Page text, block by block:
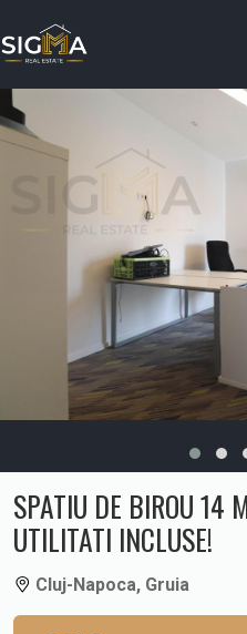
SPATIU DE BIROU 14
UTILITATI INCLUSE!
Cluj-Napoca, Gruia